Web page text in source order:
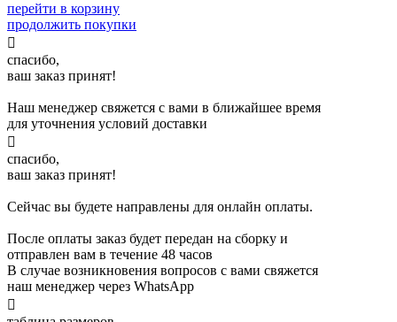
перейти в корзину
продолжить покупки

спасибо,
ваш заказ принят!
Наш менеджер свяжется с вами в ближайшее время
для уточнения условий доставки

спасибо,
ваш заказ принят!
Сейчас вы будете направлены для онлайн оплаты.
После оплаты заказ будет передан на сборку и
отправлен вам в течение 48 часов
В случае возникновения вопросов с вами свяжется
наш менеджер через WhatsApp
